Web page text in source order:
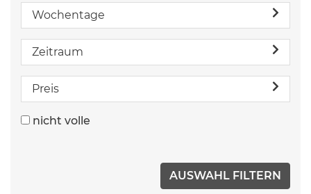
Wochentage
Zeitraum
Preis
nicht volle